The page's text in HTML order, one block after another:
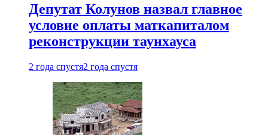
Депутат Колунов назвал главное
условие оплаты маткапиталом
реконструкции таунхауса
2 года спустя2 года спустя